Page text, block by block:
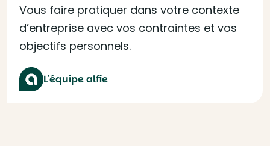
Vous faire pratiquer dans votre contexte
d’entreprise avec vos contraintes et vos
objectifs personnels.
L'équipe alfie